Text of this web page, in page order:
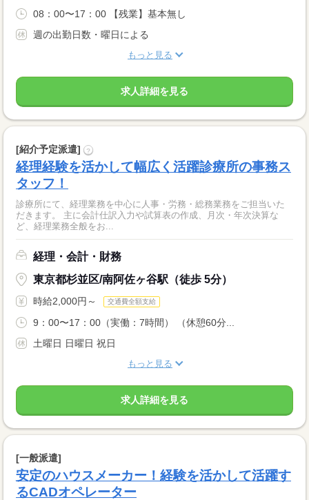
08：00〜17：00 【残業】基本無し
週の出勤日数・曜日による
もっと見る
求人詳細を見る
[紹介予定派遣] ?
経理経験を活かして幅広く活躍診療所の事務ス
タッフ！
診療所にて、経理業務を中心に人事・労務・総務業務をご担当いた
だきます。 主に会計仕訳入力や試算表の作成、月次・年次決算な
ど、経理業務全般をお...
経理・会計・財務
東京都杉並区/南阿佐ヶ谷駅（徒歩 5分）
時給2,000円～ 交通費全額支給
9：00〜17：00（実働：7時間） （休憩60分...
土曜日 日曜日 祝日
もっと見る
求人詳細を見る
[一般派遣]
安定のハウスメーカー！経験を活かして活躍す
るCADオペレーター